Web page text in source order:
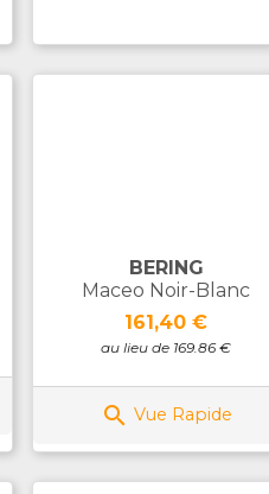
BERING
Maceo Noir-Blanc
Prix
161,40 €
au lieu de 169.86 €
 Vue Rapide